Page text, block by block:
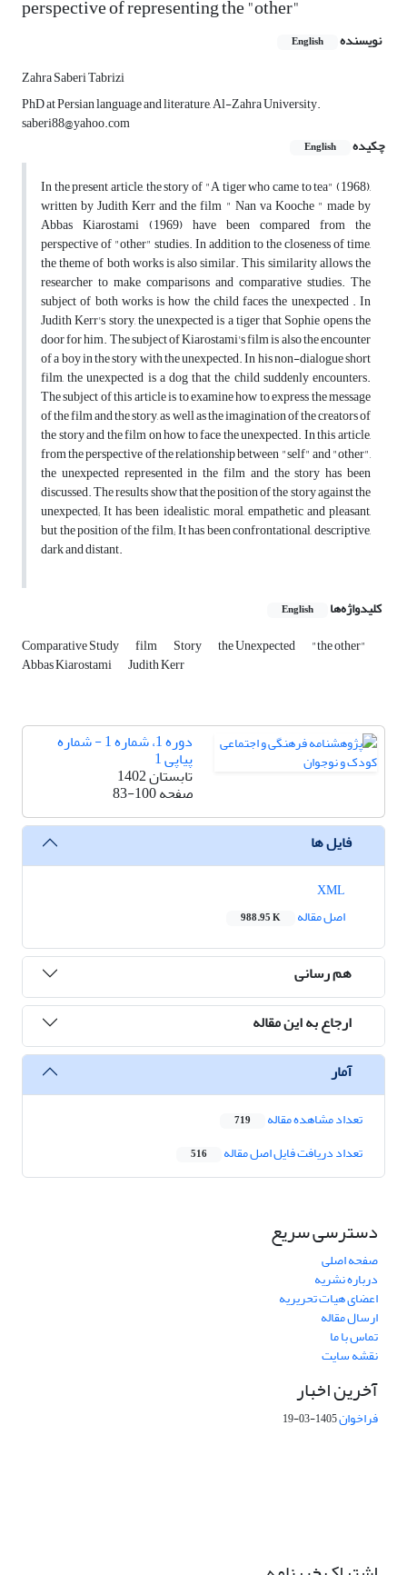
perspective of representing the "other"
نویسنده English
Zahra Saberi Tabrizi
PhD at Persian language and literature, Al-Zahra University.
saberi88@yahoo.com
چکیده
English
In the present article, the story of "A tiger who came to tea" (1968),
written by Judith Kerr and the film " Nan va Kooche " made by
Abbas Kiarostami (1969) have been compared from the
perspective of "other" studies. In addition to the closeness of time,
the theme of both works is also similar. This similarity allows the
researcher to make comparisons and comparative studies. The
subject of both works is how the child faces the unexpected . In
Judith Kerr's story, the unexpected is a tiger that Sophie opens the
door for him. The subject of Kiarostami's film is also the encounter
of a boy in the story with the unexpected. In his non-dialogue short
film, the unexpected is a dog that the child suddenly encounters.
The subject of this article is to examine how to express the message
of the film and the story, as well as the imagination of the creators of
the story and the film on how to face the unexpected. In this article,
from the perspective of the relationship between "self" and "other",
the unexpected represented in the film and the story has been
discussed. The results show that the position of the story against the
unexpected; It has been idealistic, moral, empathetic and pleasant,
but the position of the film; It has been confrontational, descriptive,
dark and distant.
کلیدواژه‌ها English
Comparative Study film Story the Unexpected "the other"
Abbas Kiarostami Judith Kerr
دوره 1، شماره 1 - شماره
پیاپی 1
تابستان 1402
صفحه83-100
فایل ها
اصل مقاله
988.95 K
هم رسانی
ارجاع به این مقاله
آمار
تعداد مشاهده مقاله 719
تعداد دریافت فایل اصل مقاله 516
دسترسی سریع
صفحه اصلی
درباره نشریه
اعضای هیات تحریریه
ارسال مقاله
تماس با ما
نقشه سایت
آخرین اخبار
فراخوان1405-03-19